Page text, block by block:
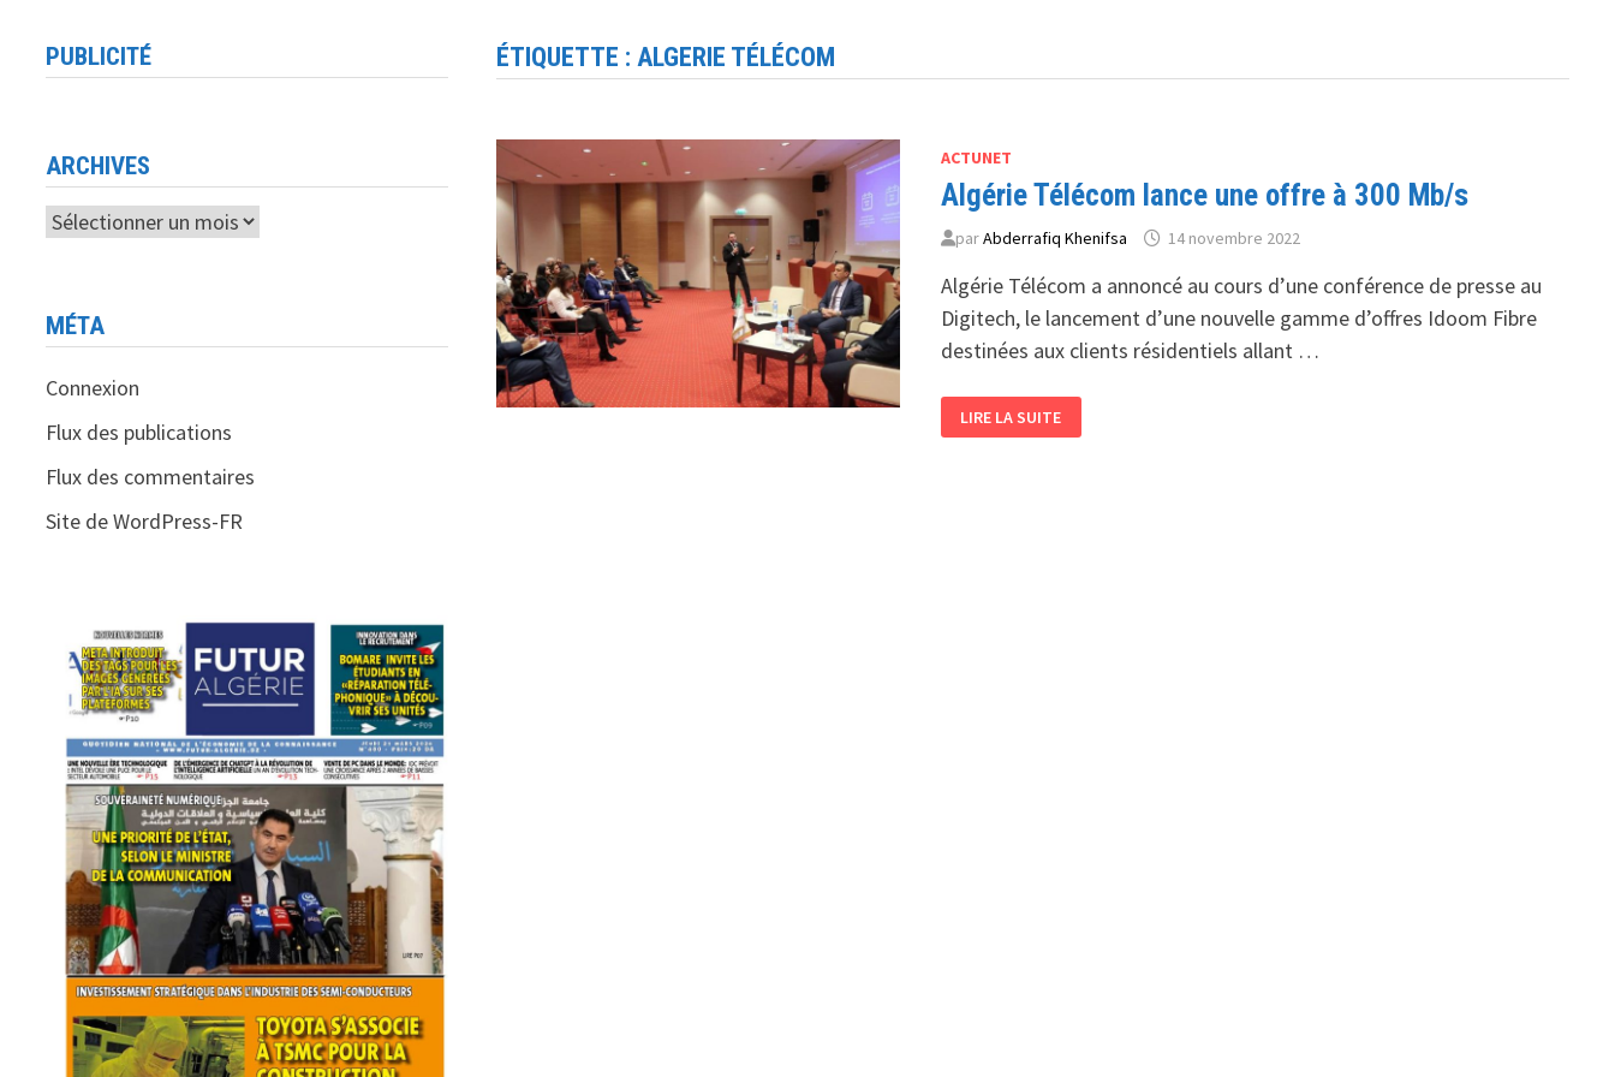
ÉTIQUETTE :ALGERIE TÉLÉCOM
ACTUNET
Algérie Télécom lance une offre à 300 Mb/s
parAbderrafiq Khenifsa 14 novembre 2022
Algérie Télécom a annoncé au cours d’une conférence de presse au
Digitech, le lancement d’une nouvelle gamme d’offres Idoom Fibre
destinées aux clients résidentiels allant …
TÉLÉCOM
LANCE
LIRE LA SUITE
PUBLICITÉ
ARCHIVES
Archives
MÉTA
Connexion
Flux des publications
Flux des commentaires
Site de WordPress-FR